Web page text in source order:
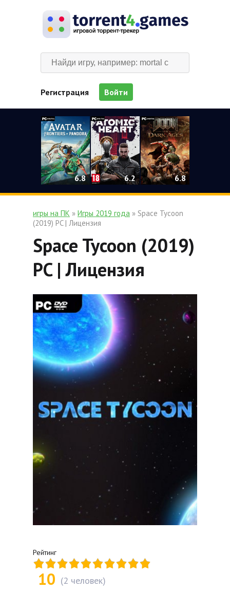
Регистрация Войти
6.8 6.2 6.8
игры на ПК » Игры 2019 года » Space Tycoon
(2019) PC | Лицензия
Space Tycoon (2019)
PC | Лицензия
Рейтинг
10 (2 человек)